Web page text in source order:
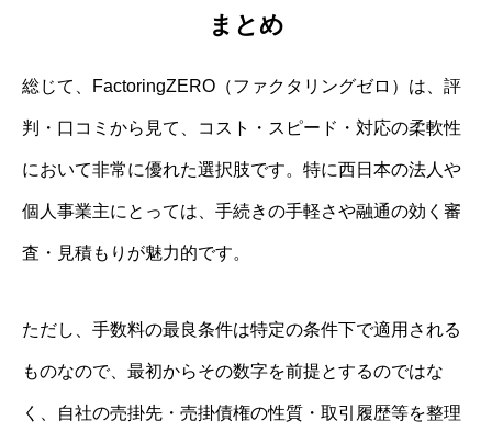
まとめ
総じて、FactoringZERO（ファクタリングゼロ）は、評
判・口コミから見て、コスト・スピード・対応の柔軟性
において非常に優れた選択肢です。特に西日本の法人や
個人事業主にとっては、手続きの手軽さや融通の効く審
査・見積もりが魅力的です。
ただし、手数料の最良条件は特定の条件下で適用される
ものなので、最初からその数字を前提とするのではな
く、自社の売掛先・売掛債権の性質・取引履歴等を整理